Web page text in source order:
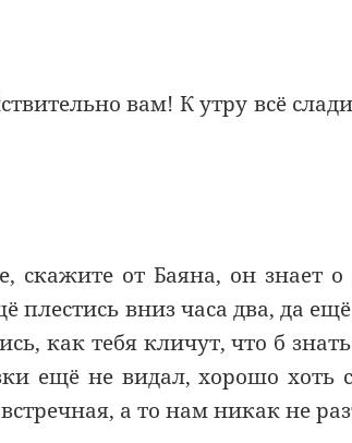
вам! К утру всё
скажите от Баяна, он знает
вниз часа два, да
как тебя кличут, что б
ещё не видал, хорошо хоть
а то нам никак не